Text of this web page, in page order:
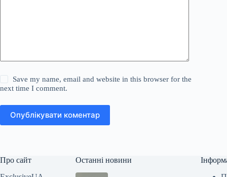
Save my name, email and website in this browser for the
next time I comment.
Опублікувати коментар
Про сайт
Останні новини